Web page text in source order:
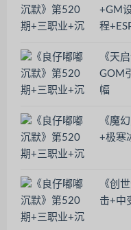
+GM
程
《天
GOM
幅
《魔
+极寒
《创
击+中